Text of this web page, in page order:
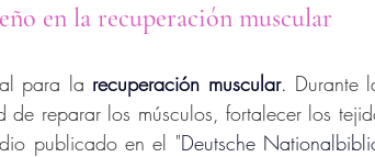
en la recuperación muscular
para la recuperación muscular. Durante
reparar los músculos, fortalecer los
publicado en el "Deutsche